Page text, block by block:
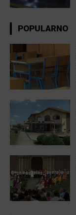
POPULARNO